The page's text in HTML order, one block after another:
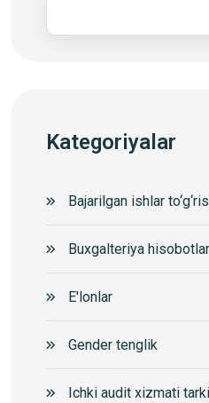
Kategoriyalar
Bajarilgan ishlar
Buxgalteriya
E'lonlar
Gender tenglik
Ichki audit xizmati